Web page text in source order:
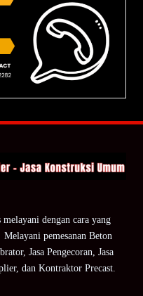
dengan cara yang
pemesanan Beton
Jasa Pengecoran, Jasa
dan Kontraktor Precast.